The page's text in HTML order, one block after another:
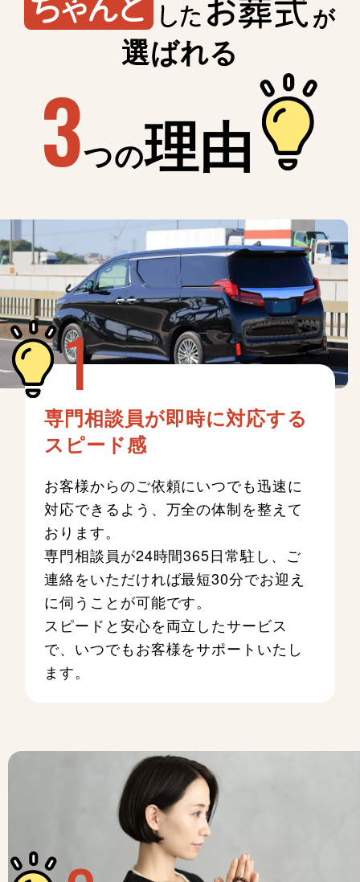
が
選ばれる
3つの理由
専門相談員が即時に対応する
スピード感
お客様からのご依頼にいつでも迅速に
対応できるよう、万全の体制を整えて
おります。
専門相談員が24時間365日常駐し、ご
連絡をいただければ最短30分でお迎え
に伺うことが可能です。
スピードと安心を両立したサービス
で、いつでもお客様をサポートいたし
ます。